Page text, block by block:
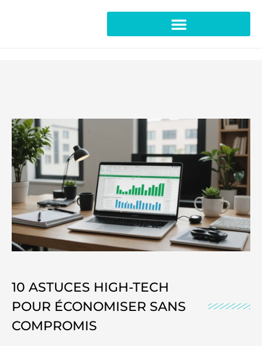
10 ASTUCES HIGH-TECH
POUR ÉCONOMISER SANS
COMPROMIS